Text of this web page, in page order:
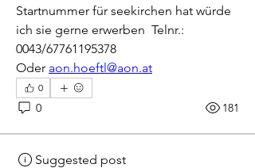
Startnummer für seekirchen hat würde
ich sie gerne erwerben  Telnr.:
0043/67761195378
Oder aon.hoeftl@aon.at
0
0 181
Suggested post